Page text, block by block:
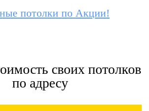
потолки по Акции!
своих потолков
по адресу